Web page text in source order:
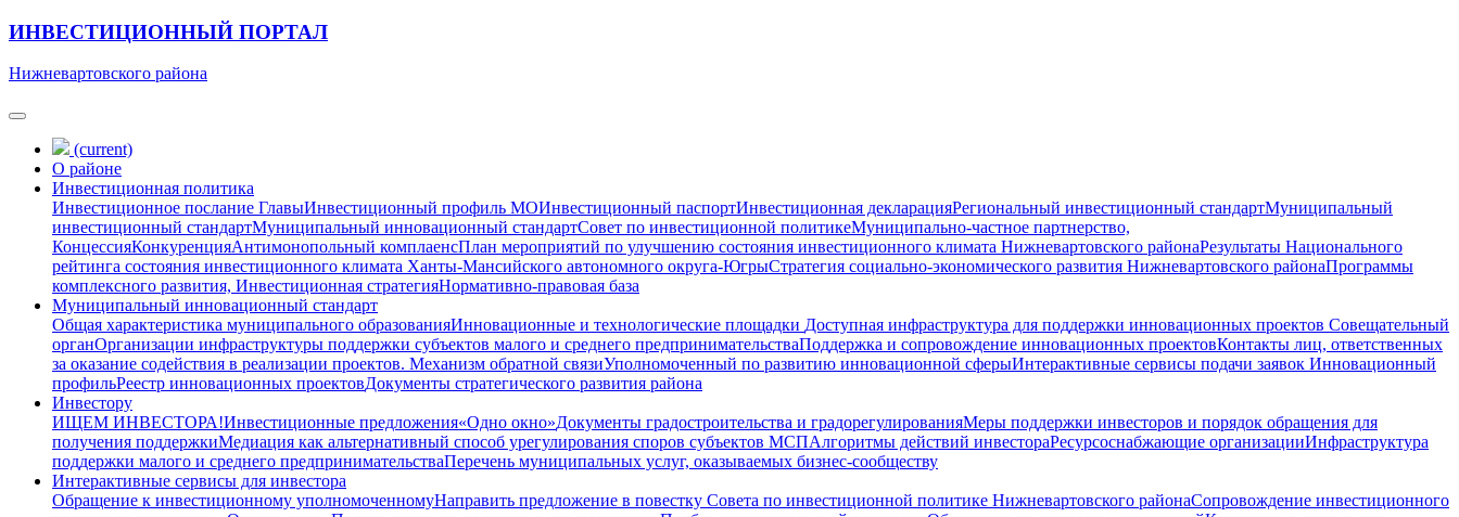
ИНВЕСТИЦИОННЫЙ ПОРТАЛ
Нижневартовского района
(current)
О районе
Инвестиционная политика
Инвестиционное послание ГлавыИнвестиционный профиль МОИнвестиционный паспортИнвестиционная декларацияРегиональный инвестиционный стандартМуниципальный
инвестиционный стандартМуниципальный инновационный стандартСовет по инвестиционной политикеМуниципально-частное партнерство,
КонцессияКонкуренцияАнтимонопольный комплаенсПлан мероприятий по улучшению состояния инвестиционного климата Нижневартовского районаРезультаты Национального
рейтинга состояния инвестиционного климата Ханты-Мансийского автономного округа-ЮгрыСтратегия социально-экономического развития Нижневартовского районаПрограммы
комплексного развития, Инвестиционная стратегияНормативно-правовая база
Муниципальный инновационный стандарт
Общая характеристика муниципального образованияИнновационные и технологические площадки Доступная инфраструктура для поддержки инновационных проектов Совещательный
органОрганизации инфраструктуры поддержки субъектов малого и среднего предпринимательстваПоддержка и сопровождение инновационных проектовКонтакты лиц, ответственных
за оказание содействия в реализации проектов. Механизм обратной связиУполномоченный по развитию инновационной сферыИнтерактивные сервисы подачи заявок Инновационный
профильРеестр инновационных проектовДокументы стратегического развития района
Инвестору
ИЩЕМ ИНВЕСТОРА!Инвестиционные предложения«Одно окно»Документы градостроительства и градорегулированияМеры поддержки инвесторов и порядок обращения для
получения поддержкиМедиация как альтернативный способ урегулирования споров субъектов МСПАлгоритмы действий инвестораРесурсоснабжающие организацииИнфраструктура
поддержки малого и среднего предпринимательстваПеречень муниципальных услуг, оказываемых бизнес-сообществу
Интерактивные сервисы для инвестора
Обращение к инвестиционному уполномоченномуНаправить предложение в повестку Совета по инвестиционной политике Нижневартовского районаСопровождение инвестиционного